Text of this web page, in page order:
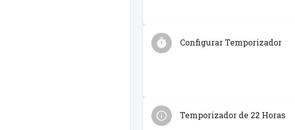
Configurar Temporizador
Temporizador de 22 Horas